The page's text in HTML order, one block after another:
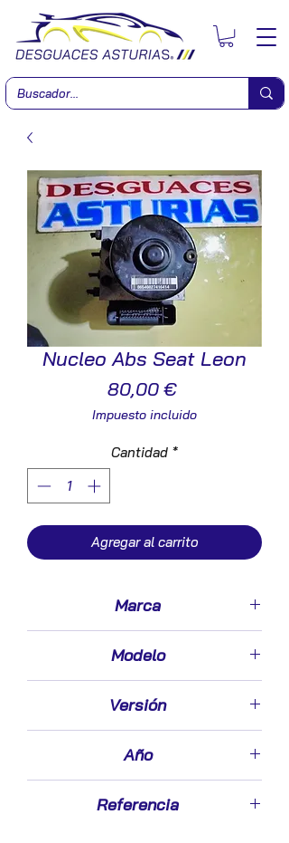
Nucleo Abs Seat Leon
80,00 €Precio
Impuesto incluido
Cantidad *
Agregar al carrito
Marca
Modelo
Versión
Año
Referencia